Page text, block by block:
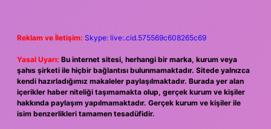
Reklam ve İletişim: Skype: live:.cid.575569c608265c69
Yasal Uyarı: Bu internet sitesi, herhangi bir marka, kurum veya
şahıs şirketi ile hiçbir bağlantısı bulunmamaktadır. Sitede yalnızca
kendi hazırladığımız makaleler paylaşılmaktadır. Burada yer alan
içerikler haber niteliği taşımamakta olup, gerçek kurum ve kişiler
hakkında paylaşım yapılmamaktadır. Gerçek kurum ve kişiler ile
isim benzerlikleri tamamen tesadüfidir.